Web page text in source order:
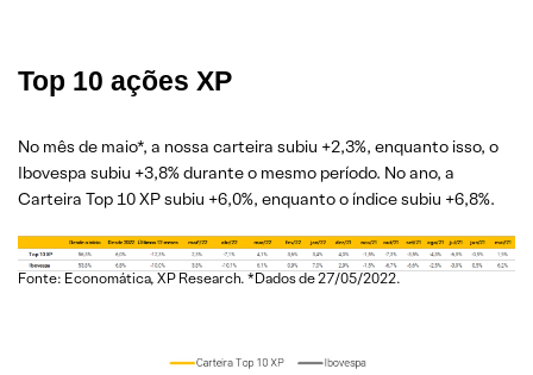
Top 10 ações XP
No mês de maio*, a nossa carteira subiu +2,3%, enquanto isso, o
Ibovespa subiu +3,8% durante o mesmo período. No ano, a
Carteira Top 10 XP subiu +6,0%, enquanto o índice subiu +6,8%.
Fonte: Economática, XP Research. *Dados de 27/05/2022.